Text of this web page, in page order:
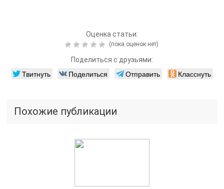
Оценка статьи:
(пока оценок нет)
Поделиться с друзьями:
Твитнуть Поделиться Отправить Класснуть
Похожие публикации